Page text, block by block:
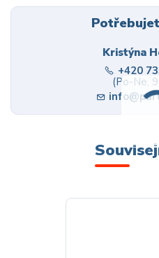
Kristýna
+420
(Po-Ne,